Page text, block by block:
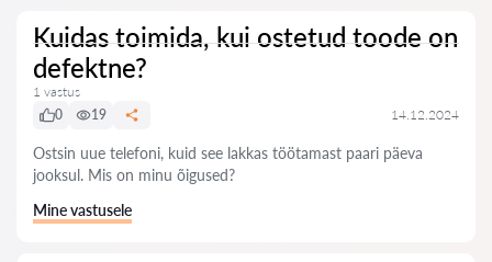
Kuidas toimida, kui ostetud toode on
defektne?
1 vastus
0
19 14.12.2024
Ostsin uue telefoni, kuid see lakkas töötamast paari päeva
jooksul. Mis on minu õigused?
Mine vastusele